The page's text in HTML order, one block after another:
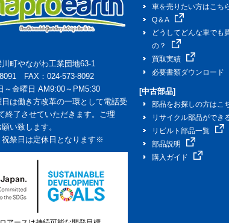
町やながわ工業団地63-1
FAX：024-573-8092
～金曜日 AM9:00～PM5:30
は働き方改革の一環として電話受
終了させていただきます。ご理
い致します。
祭日は定休日となります※
車を売りたい方はこち
Q＆A
どうしてどんな車でも
の？
買取実績
必要書類ダウンロード
[中古部品]
部品をお探しの方はこ
リサイクル部品ができ
リビルト部品一覧
部品説明
購入ガイド